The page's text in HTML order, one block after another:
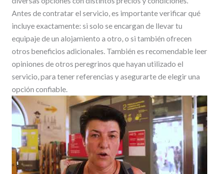
Antes de contratar el servicio, es importante verificar qué
incluye exactamente: si solo se encargan de llevar tu
equipaje de un alojamiento a otro, o si también ofrecen
otros beneficios adicionales. También es recomendable leer
opiniones de otros peregrinos que hayan utilizado el
servicio, para tener referencias y asegurarte de elegir una
opción confiable.